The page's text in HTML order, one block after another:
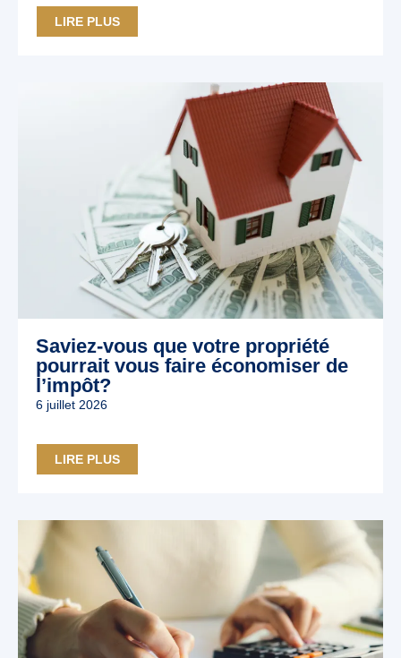
LIRE PLUS
Saviez-vous que votre propriété
pourrait vous faire économiser de
l’impôt?
6 juillet 2026
LIRE PLUS